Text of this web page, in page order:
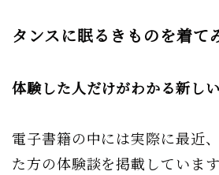
タンスに眠るきものを着て
体験した人だけがわかる新し
電子書籍の中には実際に最近
た方の体験談を掲載しています